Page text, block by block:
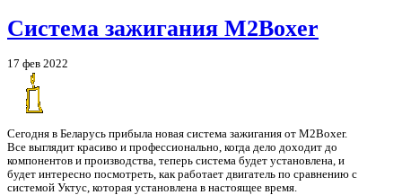
Система зажигания M2Boxer
17 фев 2022
Сегодня в Беларусь прибыла новая система зажигания от M2Boxer.
Все выглядит красиво и профессионально, когда дело доходит до
компонентов и производства, теперь система будет установлена, и
будет интересно посмотреть, как работает двигатель по сравнению с
системой Уктус, которая установлена ​​в настоящее время.